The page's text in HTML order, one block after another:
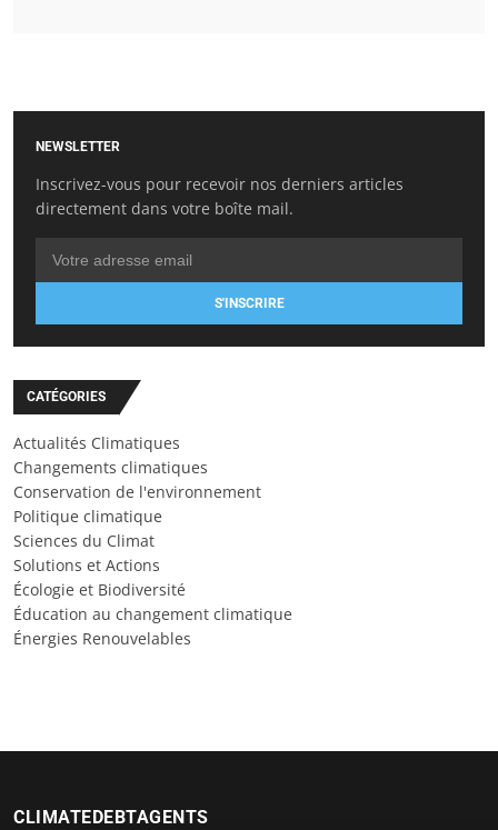
NEWSLETTER
Inscrivez-vous pour recevoir nos derniers articles
directement dans votre boîte mail.
S'INSCRIRE
CATÉGORIES
Actualités Climatiques
Changements climatiques
Conservation de l'environnement
Politique climatique
Sciences du Climat
Solutions et Actions
Écologie et Biodiversité
Éducation au changement climatique
Énergies Renouvelables
CLIMATEDEBTAGENTS